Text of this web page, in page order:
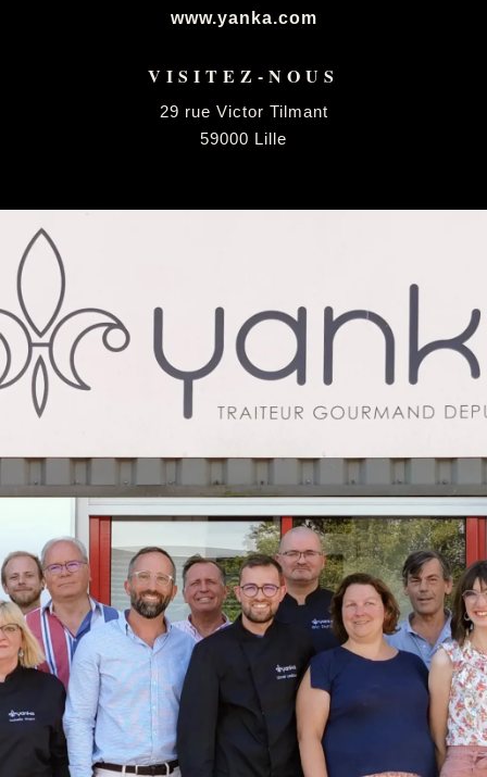
www.yanka.com
VISITEZ-NOUS
29 rue Victor Tilmant
59000 Lille